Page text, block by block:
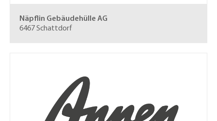
Näpflin Gebäudehülle AG
6467 Schattdorf